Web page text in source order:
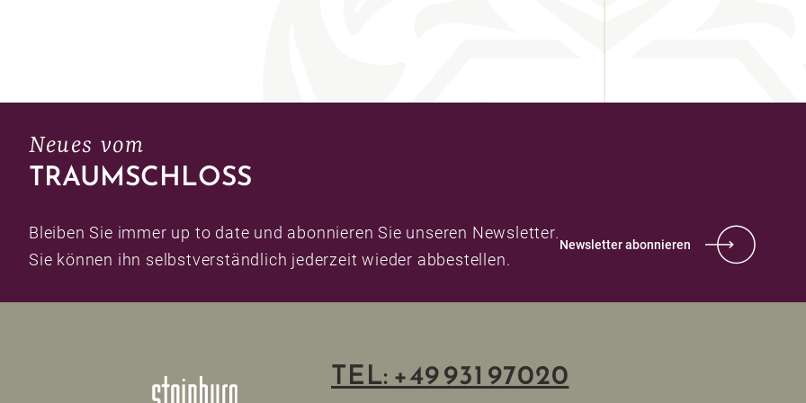
Neues vom
TRAUMSCHLOSS
Bleiben Sie immer up to date und abonnieren Sie unseren Newsletter.
Sie können ihn selbstverständlich jederzeit wieder abbestellen.
Newsletter abonnieren
TEL: +49 931 97020